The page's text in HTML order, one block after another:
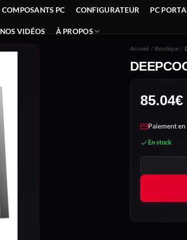
COMPOSANTS PC CONFIGURATEUR PC
NOS VIDÉOS À PROPOS
Accueil / Boutique /
85.04€
Paiement en
En stock
quantité de